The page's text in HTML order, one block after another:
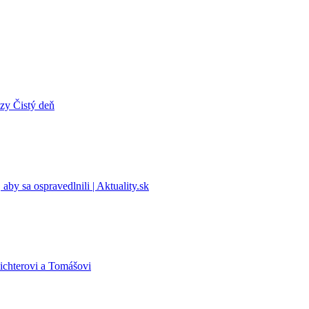
Čistý deň
sa ospravedlnili | Aktuality.sk
a Tomášovi